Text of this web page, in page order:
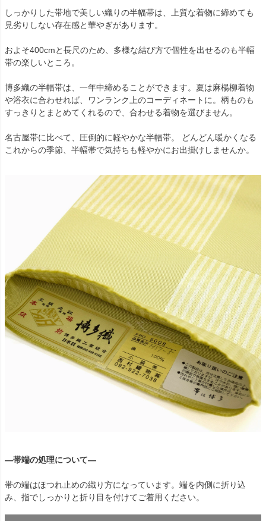
しっかりした帯地で美しい織りの半幅帯は、上質な着物に締めても
見劣りしない存在感と華やぎがあります。
およそ400cmと長尺のため、多様な結び方で個性を出せるのも半幅
帯の楽しいところ。
博多織の半幅帯は、一年中締めることができます。夏は麻楊柳着物
や浴衣に合わせれば、ワンランク上のコーディネートに。柄ものも
すっきりとまとめてくれるので、合わせる着物を選びません。
名古屋帯に比べて、圧倒的に軽やかな半幅帯。 どんどん暖かくなる
これからの季節、半幅帯で気持ちも軽やかにお出掛けしませんか。
―帯端の処理について―
帯の端はほつれ止めの織り方になっています。端を内側に折り込
み、指でしっかりと折り目を付けてご着用ください。